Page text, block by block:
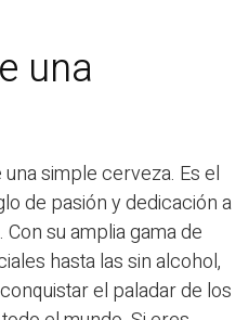
una
simple cerveza. Es el
de pasión y dedicación a
su amplia gama de
hasta las sin alcohol,
el paladar de los